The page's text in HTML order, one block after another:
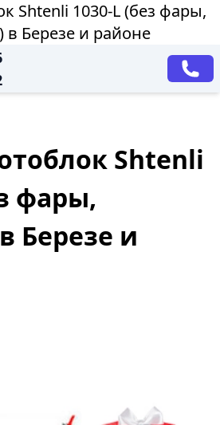
Shtenli 1030-L (без фары,
Березе и районе
Shtenli
фары,
Березе и